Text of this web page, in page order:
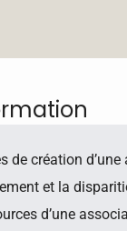
de création
et la
d’une